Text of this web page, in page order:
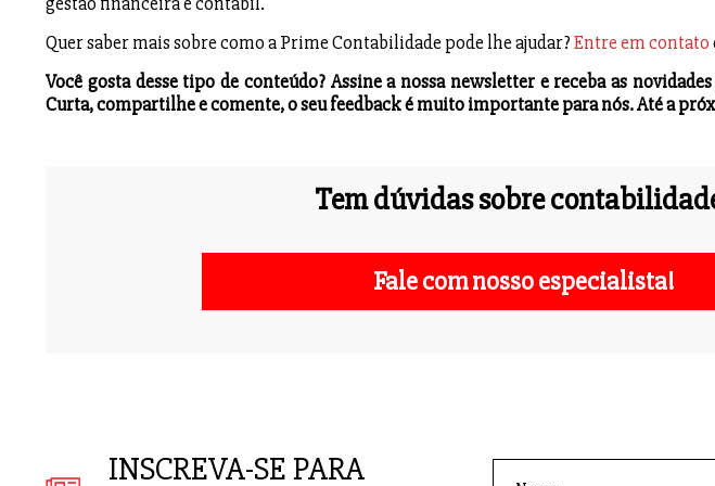
Quer saber mais sobre como a Prime Contabilidade pode lhe ajudar?Entre em contato
Você gosta desse tipo de conteúdo? Assine a nossa newsletter e receba as
Curta, compartilhe e comente, o seu feedback é muito importante para nós. Até a
Tem dúvidas sobre
Fale com nosso especialista!
INSCREVA-SE PARA